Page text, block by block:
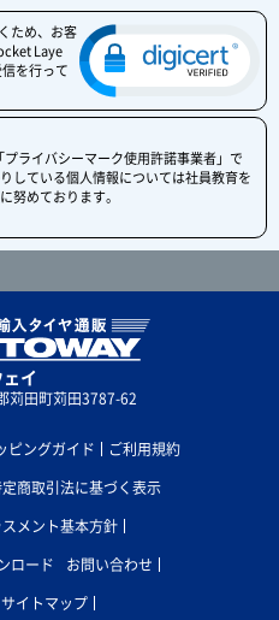
ため、お客
Laye
を行って
プライバシーマーク使用許諾事業者」で
している個人情報については社員教育を
努めております。
イ
苅田町苅田3787-62
ピングガイド
ご利用規約
商取引法に基づく表示
メント基本方針
ロード
お問い合わせ
サイトマップ